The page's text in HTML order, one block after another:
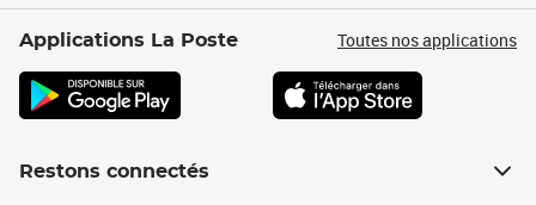
Applications La Poste Toutes nos applications
Restons connectés